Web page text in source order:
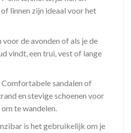
linnen zijn ideaal voor het
de avonden of als je de
vindt, een trui, vest of lange
Comfortabele sandalen of
en stevige schoenen voor
te wandelen.
is het gebruikelijk om je